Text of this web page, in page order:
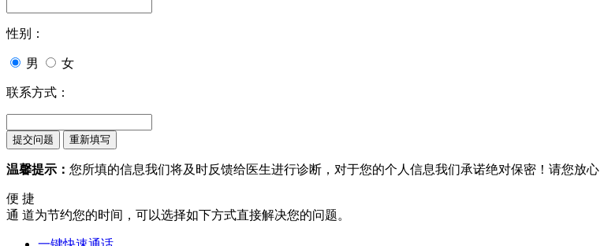
性别：
男 女
联系方式：
温馨提示： 您所填的信息我们将及时反馈给医生进行诊断，对于您的个人信息我们承诺绝对保密！请您放心
便 捷
通 道为节约您的时间，可以选择如下方式直接解决您的问题。